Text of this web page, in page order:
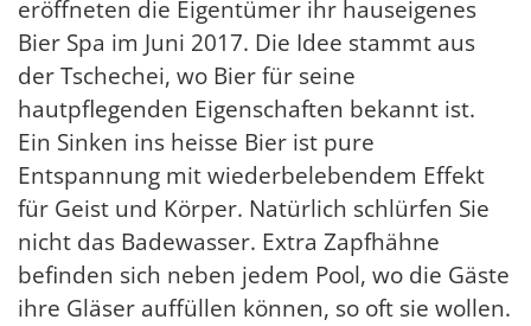
eröffneten die Eigentümer ihr hauseigenes
Bier Spa im Juni 2017. Die Idee stammt aus
der Tschechei, wo Bier für seine
hautpflegenden Eigenschaften bekannt ist.
Ein Sinken ins heisse Bier ist pure
Entspannung mit wiederbelebendem Effekt
für Geist und Körper. Natürlich schlürfen Sie
nicht das Badewasser. Extra Zapfhähne
befinden sich neben jedem Pool, wo die Gäste
ihre Gläser auffüllen können, so oft sie wollen.